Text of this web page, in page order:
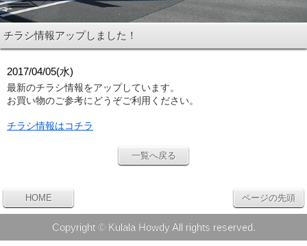
チラシ情報アップしました！
2017/04/05(水)
最新のチラシ情報をアップしています。
お買い物のご参考にどうぞご利用ください。
チラシ情報はコチラ
一覧へ戻る
HOME ページの先頭
Copyright © Kulala Howdy All rights reserved.